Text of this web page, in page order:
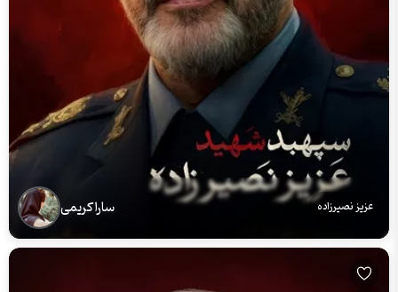
عزیز نصیرزاده سارا کریمی